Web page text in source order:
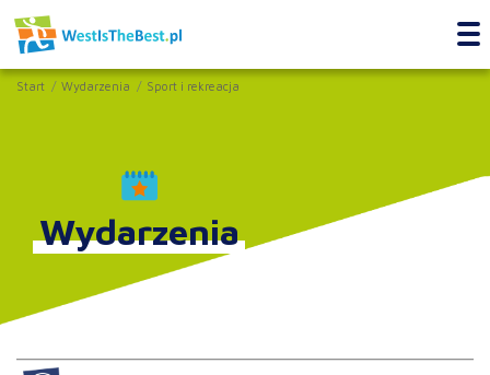
Start Wydarzenia Sport i rekreacja
Wydarzenia